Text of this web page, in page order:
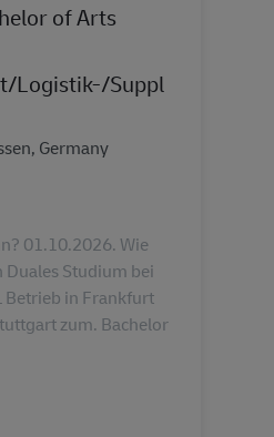
of Arts
Logistik-/Suppl
Germany
01.10.2026. Wie
Duales Studium bei
Betrieb in Frankfurt
zum. Bachelor